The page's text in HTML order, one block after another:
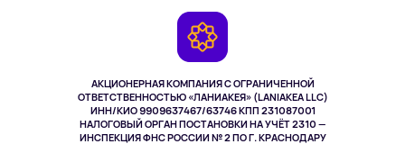
АКЦИОНЕРНАЯ КОМПАНИЯ С ОГРАНИЧЕННОЙ
ОТВЕТСТВЕННОСТЬЮ «ЛАНИАКЕЯ» (LANIAKEA LLC)
ИНН/КИО 9909637467/63746 КПП 231087001
НАЛОГОВЫЙ ОРГАН ПОСТАНОВКИ НА УЧЁТ 2310 —
ИНСПЕКЦИЯ ФНС РОССИИ № 2 ПО Г. КРАСНОДАРУ
Здоровье питомцев